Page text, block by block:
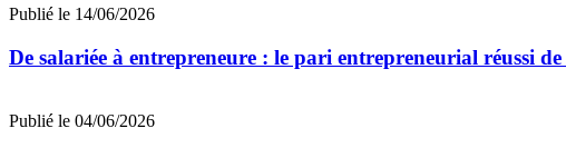
Publié le 14/06/2026
De salariée à entrepreneure : le pari entrepreneurial réussi
Publié le 04/06/2026